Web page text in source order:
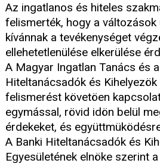
Az ingatlanos és hiteles
felismerték, hogy a
kívánnak a tevékenységet
ellehetetlenülése elkerülése
A Magyar Ingatlan Tanács és
Hiteltanácsadók és Kihelyezök
felismerést követöen
egymással, rövid idön belül
érdekeket, és
A Banki Hiteltanácsadók és
Egyesületének elnöke szerint